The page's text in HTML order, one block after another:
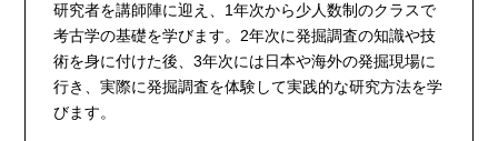
研究者を講師陣に迎え、1年次から少人数制のクラスで
考古学の基礎を学びます。2年次に発掘調査の知識や技
術を身に付けた後、3年次には日本や海外の発掘現場に
行き、実際に発掘調査を体験して実践的な研究方法を学
びます。